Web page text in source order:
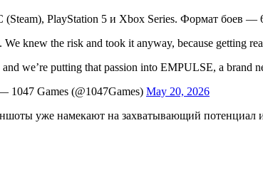
PlayStation 5 и Xbox Series. Формат боев
knew the risk and took it anyway, because getting
and we’re putting that passion into EMPULSE, a brand
1047 Games (@1047Games) May 20, 2026
уже намекают на захватывающий